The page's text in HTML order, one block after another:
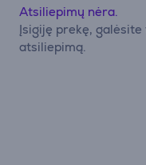
Atsiliepimų nėra.
Įsigiję prekę,
atsiliepimą.